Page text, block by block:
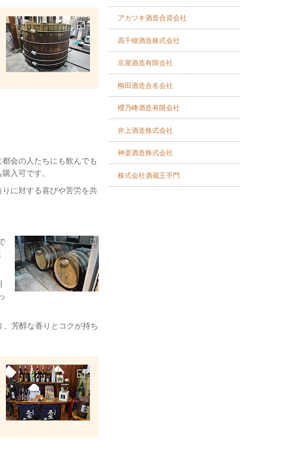
会の人たちにも飲んでも
入可です。
に対する喜びや苦労を共
芳醇な香りとコクが持ち
アカツキ酒造合資会社
高千穂酒造株式会社
京屋酒造有限会社
柳田酒造合名会社
櫻乃峰酒造有限会社
井上酒造株式会社
神楽酒造株式会社
株式会社酒蔵王手門